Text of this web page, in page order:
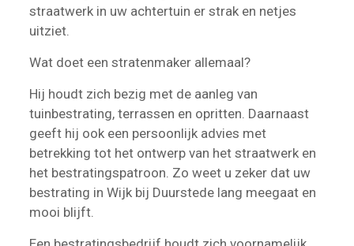
straatwerk in uw achtertuin er strak en netjes
uitziet.
Wat doet een stratenmaker allemaal?
Hij houdt zich bezig met de aanleg van
tuinbestrating, terrassen en opritten. Daarnaast
geeft hij ook een persoonlijk advies met
betrekking tot het ontwerp van het straatwerk en
het bestratingspatroon. Zo weet u zeker dat uw
bestrating in Wijk bij Duurstede lang meegaat en
mooi blijft.